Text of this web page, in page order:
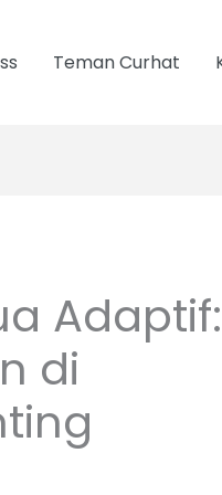
Teman Curhat
Adaptif:
di